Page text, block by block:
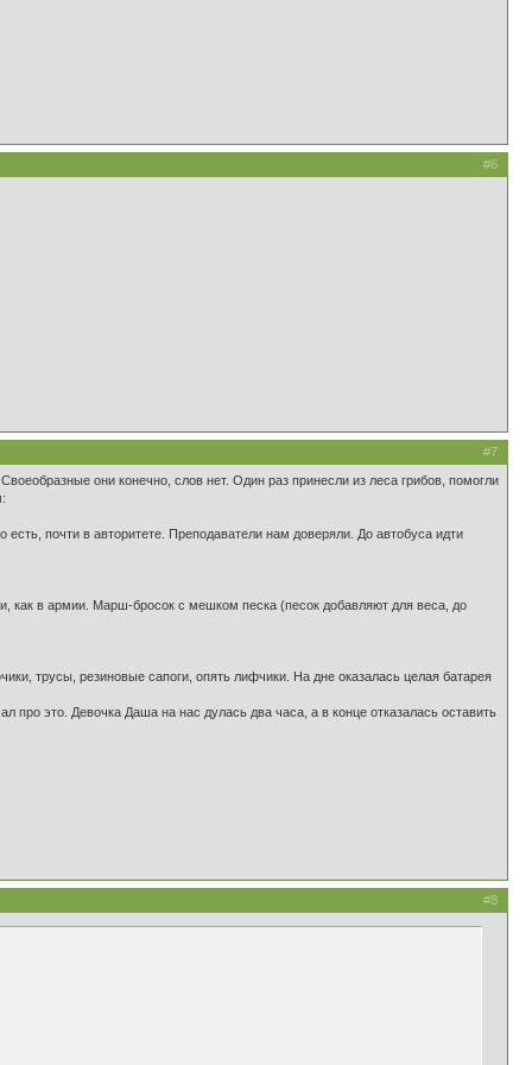
#6
#7
они конечно, слов нет. Один раз принесли из леса грибов, помогли
почти в авторитете. Преподаватели нам доверяли. До автобуса идти
как в армии. Марш-бросок с мешком песка (песок добавляют для веса, до
трусы, резиновые сапоги, опять лифчики. На дне оказалась целая батарея
это. Девочка Даша на нас дулась два часа, а в конце отказалась оставить
#8